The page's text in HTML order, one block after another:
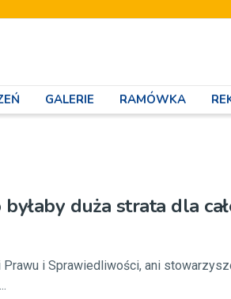
GALERIE RAMÓWKA
byłaby duża strata dla
Prawu i Sprawiedliwości, ani